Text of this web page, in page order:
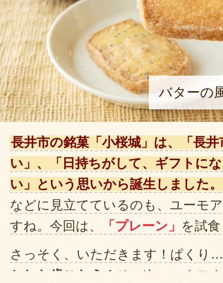
バターの
長井市の銘菓「小桜城」は、「長
い」、「日持ちがして、ギフトに
い」という思いから誕生しました。
などに見立てているのも、ユーモ
すね。今回は、
「プレーン」 を試
さっそく、いただきます！ぱく
とした歯ごたえ！ その次に、
ホロ